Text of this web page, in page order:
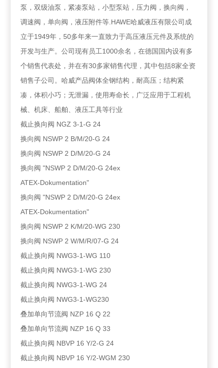
泵，双级油泵，紧凑泵站，小型泵站，压力阀，换向阀，
调速阀，单向阀，液压附件等.HAWE哈威液压有限公司成
立于1949年，50多年来一直致力于高压液压元件及系统的
开发与生产。公司现有员工1000余名，在德国国内设有多
个销售代表处，并在有30多家销售代理，其中包括8家全资
销售子公司。哈威产品阀体全钢结构，耐高压；结构紧
凑，体积小巧；无泄漏，使用寿命长，广泛应用于工程机
械、机床、船舶、液压工具等行业
截止换向阀 NGZ 3-1-G 24
换向阀 NSWP 2 B/M/20-G 24
换向阀 NSWP 2 D/M/20-G 24
换向阀 "NSWP 2 D/M/20-G 24ex
ATEX-Dokumentation"
换向阀 "NSWP 2 D/M/20-G 24ex
ATEX-Dokumentation"
换向阀 NSWP 2 K/M/20-WG 230
换向阀 NSWP 2 W/M/R/07-G 24
截止换向阀 NWG3-1-WG 110
截止换向阀 NWG3-1-WG 230
截止换向阀 NWG3-1-WG 24
截止换向阀 NWG3-1-WG230
叠加单向节流阀 NZP 16 Q 22
叠加单向节流阀 NZP 16 Q 33
截止换向阀 NBVP 16 Y/2-G 24
截止换向阀 NBVP 16 Y/2-WGM 230